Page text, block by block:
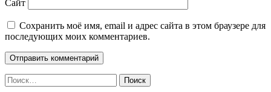
Сайт
Сохранить моё имя, email и адрес сайта в этом браузере для
последующих моих комментариев.
Найти: